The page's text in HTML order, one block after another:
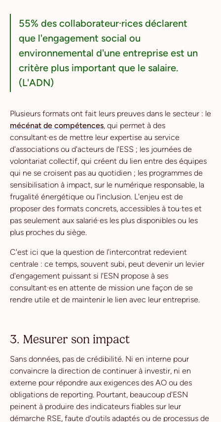
55% des collaborateur·rices déclarent
que l'engagement social ou
environnemental d'une entreprise est un
critère plus important que le salaire.
(L'ADN)
Plusieurs formats ont fait leurs preuves dans le secteur : le
mécénat de compétences, qui permet à des
consultant·es de mettre leur expertise au service
d'associations ou d'acteurs de l'ESS ; les journées de
volontariat collectif, qui créent du lien entre des équipes
qui ne se croisent pas au quotidien ; les programmes de
sensibilisation à impact, sur le numérique responsable, la
frugalité énergétique ou l'inclusion. L'enjeu est de
proposer des formats concrets, accessibles à tou·tes et
pas seulement aux salarié·es les plus disponibles ou les
plus proches du siège.
C'est ici que la question de l'intercontrat redevient
centrale : ce temps, souvent subi, peut devenir un levier
d'engagement puissant si l'ESN propose à ses
consultant·es en attente de mission une façon de se
rendre utile et de maintenir le lien avec leur entreprise.
3. Mesurer son impact
Sans données, pas de crédibilité. Ni en interne pour
convaincre la direction de continuer à investir, ni en
externe pour répondre aux exigences des AO ou des
obligations de reporting. Pourtant, beaucoup d'ESN
peinent à produire des indicateurs fiables sur leur
démarche RSE, faute d'outils adaptés ou de processus de